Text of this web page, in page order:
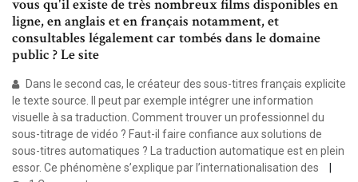
vous qu'il existe de très nombreux films disponibles en
ligne, en anglais et en français notamment, et
consultables légalement car tombés dans le domaine
public ? Le site
Dans le second cas, le créateur des sous-titres français explicite
le texte source. Il peut par exemple intégrer une information
visuelle à sa traduction. Comment trouver un professionnel du
sous-titrage de vidéo ? Faut-il faire confiance aux solutions de
sous-titres automatiques ? La traduction automatique est en plein
essor. Ce phénomène s’explique par l’internationalisation des